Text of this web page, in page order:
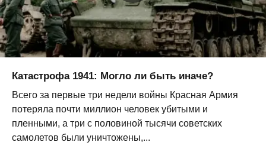
Катастрофа 1941: Могло ли быть иначе?
Всего за первые три недели войны Красная Армия
потеряла почти миллион человек убитыми и
пленными, а три с половиной тысячи советских
самолетов были уничтожены,...